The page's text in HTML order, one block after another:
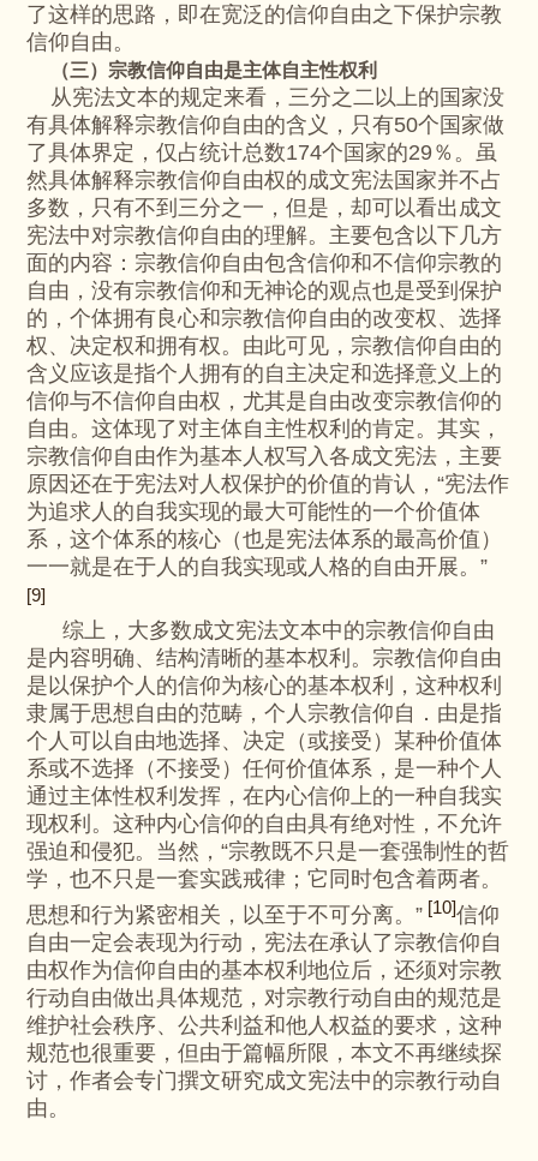
了这样的思路，即在宽泛的信仰自由之下保护宗教
信仰自由。
（三）宗教信仰自由是主体自主性权利
从宪法文本的规定来看，三分之二以上的国家没
有具体解释宗教信仰自由的含义，只有50个国家做
了具体界定，仅占统计总数174个国家的29％。虽
然具体解释宗教信仰自由权的成文宪法国家并不占
多数，只有不到三分之一，但是，却可以看出成文
宪法中对宗教信仰自由的理解。主要包含以下几方
面的内容：宗教信仰自由包含信仰和不信仰宗教的
自由，没有宗教信仰和无神论的观点也是受到保护
的，个体拥有良心和宗教信仰自由的改变权、选择
权、决定权和拥有权。由此可见，宗教信仰自由的
含义应该是指个人拥有的自主决定和选择意义上的
信仰与不信仰自由权，尤其是自由改变宗教信仰的
自由。这体现了对主体自主性权利的肯定。其实，
宗教信仰自由作为基本人权写入各成文宪法，主要
原因还在于宪法对人权保护的价值的肯认，“宪法作
为追求人的自我实现的最大可能性的一个价值体
系，这个体系的核心（也是宪法体系的最高价值）
一一就是在于人的自我实现或人格的自由开展。”
[9]
综上，大多数成文宪法文本中的宗教信仰自由
是内容明确、结构清晰的基本权利。宗教信仰自由
是以保护个人的信仰为核心的基本权利，这种权利
隶属于思想自由的范畴，个人宗教信仰自．由是指
个人可以自由地选择、决定（或接受）某种价值体
系或不选择（不接受）任何价值体系，是一种个人
通过主体性权利发挥，在内心信仰上的一种自我实
现权利。这种内心信仰的自由具有绝对性，不允许
强迫和侵犯。当然，“宗教既不只是一套强制性的哲
学，也不只是一套实践戒律；它同时包含着两者。
思想和行为紧密相关，以至于不可分离。” [10]信仰
自由一定会表现为行动，宪法在承认了宗教信仰自
由权作为信仰自由的基本权利地位后，还须对宗教
行动自由做出具体规范，对宗教行动自由的规范是
维护社会秩序、公共利益和他人权益的要求，这种
规范也很重要，但由于篇幅所限，本文不再继续探
讨，作者会专门撰文研究成文宪法中的宗教行动自
由。